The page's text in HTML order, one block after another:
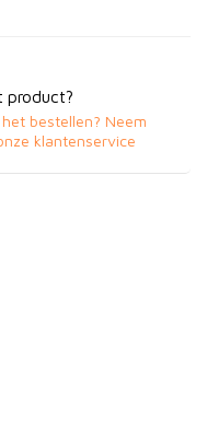
product?
bestellen? Neem
klantenservice